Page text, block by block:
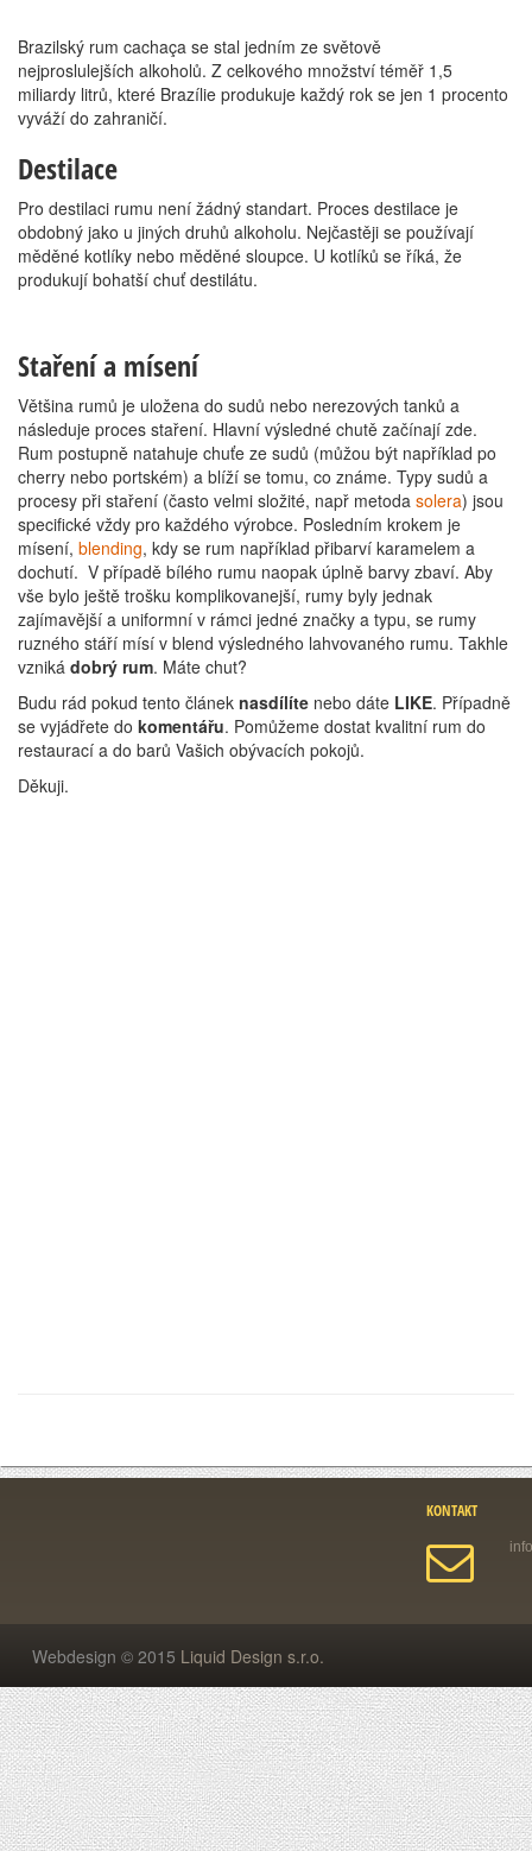
Brazilský rum cachaça se stal jedním ze světově
nejproslulejších alkoholů. Z celkového množství téměř 1,5
miliardy litrů, které Brazílie produkuje každý rok se jen 1 procento
vyváží do zahraničí.
Destilace
Pro destilaci rumu není žádný standart. Proces destilace je
obdobný jako u jiných druhů alkoholu. Nejčastěji se používají
měděné kotlíky nebo měděné sloupce. U kotlíků se říká, že
produkují bohatší chuť destilátu.
Staření a mísení
Většina rumů je uložena do sudů nebo nerezových tanků a
následuje proces staření. Hlavní výsledné chutě začínají zde.
Rum postupně natahuje chuťe ze sudů (můžou být například po
cherry nebo portském) a blíží se tomu, co známe. Typy sudů a
procesy při staření (často velmi složité, např metoda solera) jsou
specifické vždy pro každého výrobce. Posledním krokem je
mísení, blending, kdy se rum například přibarví karamelem a
dochutí. V případě bílého rumu naopak úplně barvy zbaví. Aby
vše bylo ještě trošku komplikovanejší, rumy byly jednak
zajímavější a uniformní v rámci jedné značky a typu, se rumy
ruzného stáří mísí v blend výsledného lahvovaného rumu. Takhle
vzniká dobrý rum. Máte chut?
Budu rád pokud tento článek nasdílíte nebo dáte LIKE. Případně
se vyjádřete do komentářu. Pomůžeme dostat kvalitní rum do
restaurací a do barů Vašich obývacích pokojů.
Děkuji.
KONTAKT
Webdesign © 2015 Liquid Design s.r.o.